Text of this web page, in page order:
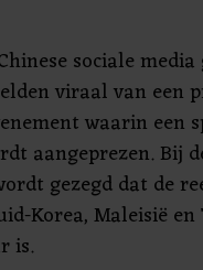
sociale
viraal van een
waarin een
aangeprezen. Bij
gezegd dat de
Korea, Maleisië
is.